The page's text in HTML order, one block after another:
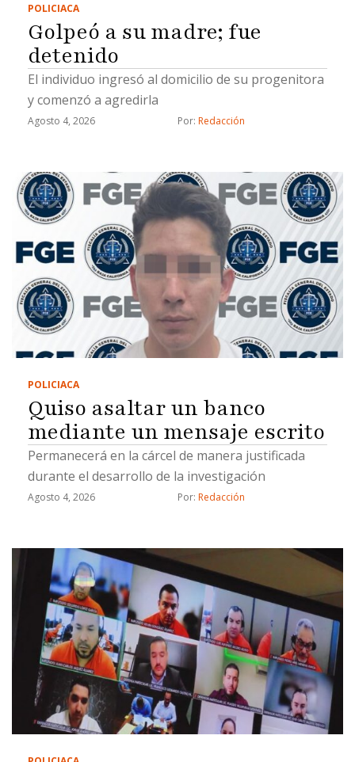
POLICIACA
Golpeó a su madre; fue
detenido
El individuo ingresó al domicilio de su progenitora
y comenzó a agredirla
Agosto 4, 2026 Por: Redacción
POLICIACA
Quiso asaltar un banco
mediante un mensaje escrito
Permanecerá en la cárcel de manera justificada
durante el desarrollo de la investigación
Agosto 4, 2026 Por: Redacción